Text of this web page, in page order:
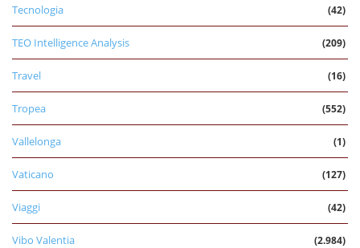
Tecnologia (42)
TEO Intelligence Analysis (209)
Travel (16)
Tropea (552)
Vallelonga (1)
Vaticano (127)
Viaggi (42)
Vibo Valentia (2.984)